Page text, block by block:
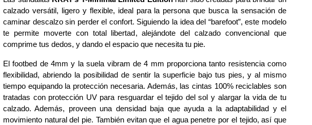
calzado versátil, ligero y flexible, ideal para la persona que busca la sensación de
caminar descalzo sin perder el confort. Siguiendo la idea del “barefoot”, este modelo
te permite moverte con total libertad, alejándote del calzado convencional que
comprime tus dedos, y dando el espacio que necesita tu pie.
El footbed de 4mm y la suela vibram de 4 mm proporciona tanto resistencia como
flexibilidad, abriendo la posibilidad de sentir la superficie bajo tus pies, y al mismo
tiempo equipando la protección necesaria. Además, las cintas 100% reciclables son
tratadas con protección UV para resguardar el tejido del sol y alargar la vida de tu
calzado. Además, proveen una densidad baja que ayuda a la adaptabilidad y el
movimiento natural del pie. También evitan que el agua penetre por el tejido, así que